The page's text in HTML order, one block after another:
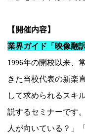
【開催内容】
業界ガイド「映像翻
1996年の開校以来、
きた当校代表の新楽
して求められるスキ
説するセミナーです
人が向いている？」